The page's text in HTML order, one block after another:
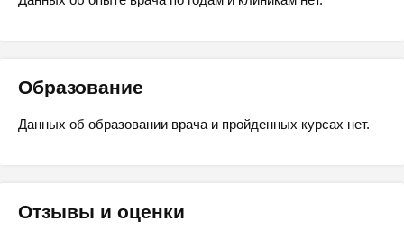
Образование
Данных об образовании врача и пройденных курсах нет.
Отзывы и оценки